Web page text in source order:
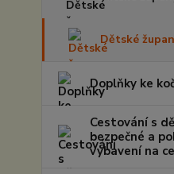
Dětské
Doplňky ke
Cestování s
bezpečné a
vybavení na